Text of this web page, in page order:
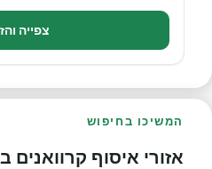
צפייה
המשיכו בחיפוש
אזורי איסוף